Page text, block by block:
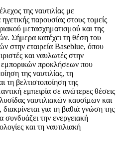
της ναυτιλίας με
παρουσίας στους τομείς
μετασχηματισμού και της
Σήμερα κατέχει τη θέση του
στην εταιρεία Baseblue, όπου
και ναυλωτές στην
εμπορικών προκλήσεων που
της ναυτιλίας, τη
βελτιστοποίηση της
εμπειρία σε ανώτερες θέσεις
ναυτιλιακών καυσίμων και
για τη βαθιά γνώση της
συνδυάζει την ενεργειακή
και τη ναυτιλιακή